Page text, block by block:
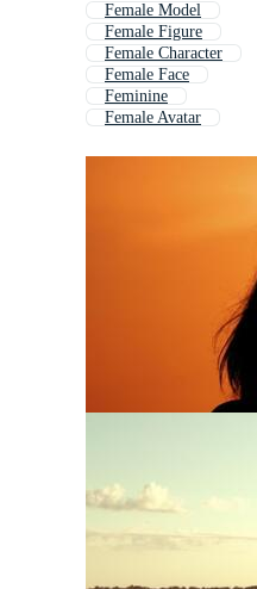
Female Model
Female Figure
Female Character
Female Face
Feminine
Female Avatar